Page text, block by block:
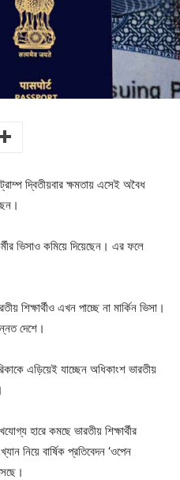
ট্রাম্প দ্বিতীয়বার ক্ষমতায় এসেই অবৈধ
ভিসাও কমিয়ে দিয়েছেন। এর ফলে
শিক্ষার্থীও এখন পাচ্ছে না মার্কিন ভিসা।
দেশে।
এড়িয়েই যাচ্ছেন অধিকাংশ ভারতীয়
হারে কমছে ভারতীয় শিক্ষার্থীর
নিয়ে বার্ষিক প্রতিবেদন ‘ওপেন